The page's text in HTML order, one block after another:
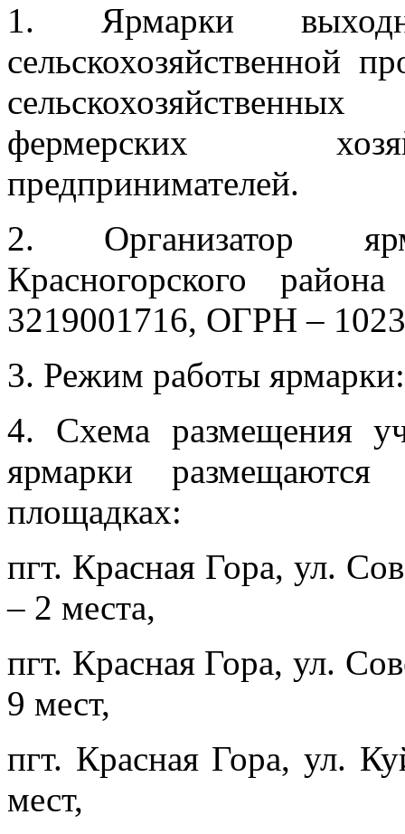
1. Ярмарки
сельскохозяйственной
фермерских
предпринимателей.
2. Организатор
Красногорского
3219001716, ОГРН –
3. Режим работы
4. Схема размещения
ярмарки
площадках:
пгт. Красная Гора, ул.
– 2 места,
пгт. Красная Гора, ул.
9 мест,
пгт. Красная Гора, ул.
мест,